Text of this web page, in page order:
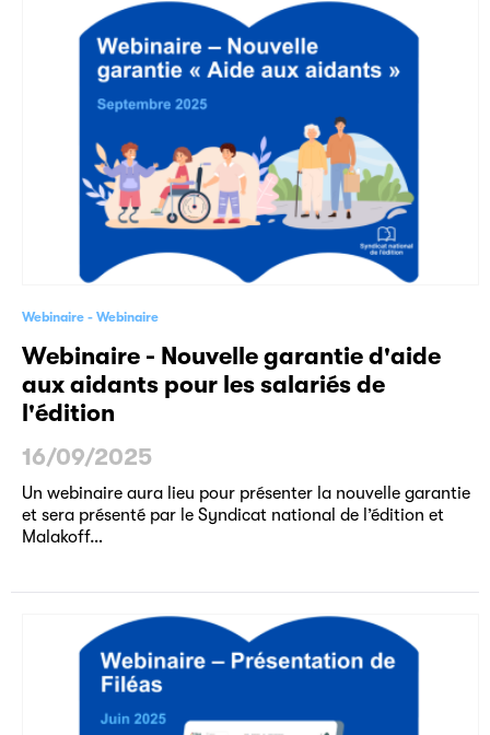
Webinaire Webinaire
Webinaire - Nouvelle garantie d'aide
aux aidants pour les salariés de
l'édition
16/09/2025
Un webinaire aura lieu pour présenter la nouvelle garantie
et sera présenté par le Syndicat national de l’édition et
Malakoff…